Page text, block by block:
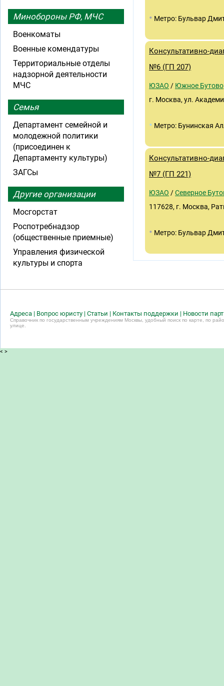
• Метро: Бульвар
Консультативно-
№6 (ГП 207)
ЮЗАО / Южное Бутово
г. Москва, ул.
• Метро: Бунинская
Консультативно-
№7 (ГП 221)
ЮЗАО /Северное
117628, г. Москва,
• Метро: Бульвар
Минобороны РФ, МЧС
Военкоматы
Военные комендатуры
Территориальные отделы
надзорной деятельности
МЧС
Семья
Департамент семейной и
молодежной политики
(присоединен к
Департаменту культуры)
ЗАГСы
Другие организации
Мосгорстат
Роспотребнадзор
(общественные приемные)
Управления физической
культуры и спорта
Адреса | Вопрос юристу | Статьи | Контакты поддержки | Новости
Справочник по государственным учреждениям Москвы, удобный поиск по карте, по
улице.
< >